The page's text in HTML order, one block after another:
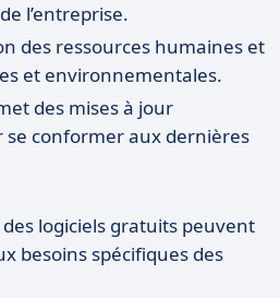
l’entreprise.
des ressources humaines et
et environnementales.
des mises à jour
conformer aux dernières
logiciels gratuits peuvent
besoins spécifiques des